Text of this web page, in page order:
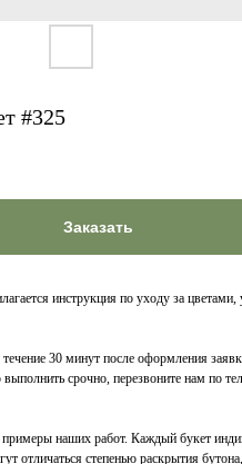
#325
Заказать
инструкция по уходу за цветами,
30 минут после оформления
срочно, перезвоните нам по
примеры наших работ. Каждый букет
отличаться степенью раскрытия